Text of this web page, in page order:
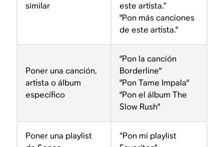
similar
este artista.”
"Pon más canciones
de este artista."
Poner una canción,
artista o álbum
específico
"Pon la canción
Borderline"
"Pon Tame Impala"
"Pon el álbum The
Slow Rush"
Poner una playlist
“Pon mi playlist